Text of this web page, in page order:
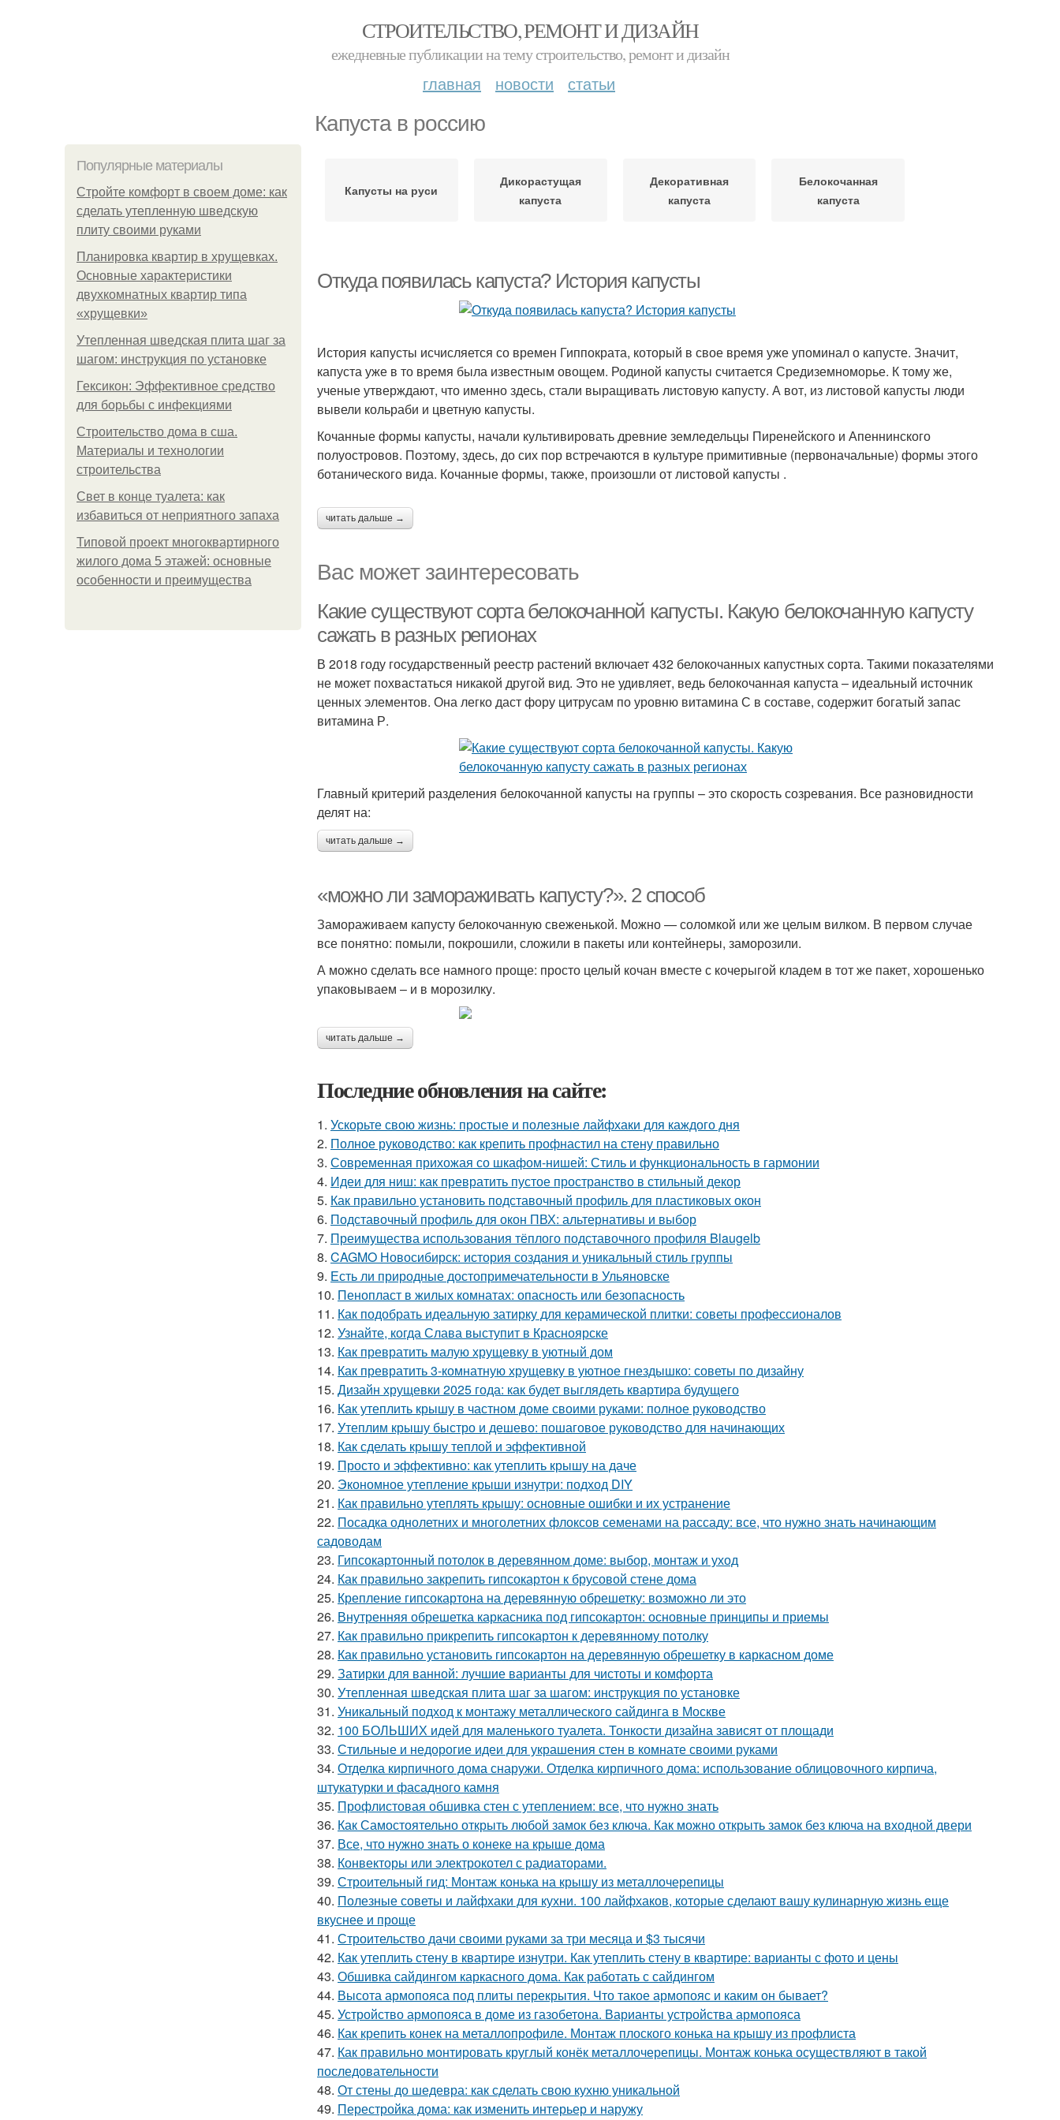
СТРОИТЕЛЬСТВО, РЕМОНТ И ДИЗАЙН
ежедневные публикации на тему строительство, ремонт и дизайн
главная новости статьи
Капуста в россию
Популярные материалы
Стройте комфорт в своем доме: как
сделать утепленную шведскую
плиту своими руками
Планировка квартир в хрущевках.
Основные характеристики
двухкомнатных квартир типа
«хрущевки»
Утепленная шведская плита шаг за
шагом: инструкция по установке
Гексикон: Эффективное средство
для борьбы с инфекциями
Строительство дома в сша.
Материалы и технологии
строительства
Свет в конце туалета: как
избавиться от неприятного запаха
Типовой проект многоквартирного
жилого дома 5 этажей: основные
особенности и преимущества
Капусты на руси
Дикорастущая
капуста
Декоративная
капуста
Белокочанная
капуста
Откуда появилась капуста? История капусты
История капусты исчисляется со времен Гиппократа, который в свое время уже упоминал о капусте. Значит,
капуста уже в то время была известным овощем. Родиной капусты считается Средиземноморье. К тому же,
ученые утверждают, что именно здесь, стали выращивать листовую капусту. А вот, из листовой капусты люди
вывели кольраби и цветную капусты.
Кочанные формы капусты, начали культивировать древние земледельцы Пиренейского и Апеннинского
полуостровов. Поэтому, здесь, до сих пор встречаются в культуре примитивные (первоначальные) формы этого
ботанического вида. Кочанные формы, также, произошли от листовой капусты .
читать дальше →
Вас может заинтересовать
Какие существуют сорта белокочанной капусты. Какую белокочанную капусту
сажать в разных регионах
В 2018 году государственный реестр растений включает 432 белокочанных капустных сорта. Такими показателями
не может похвастаться никакой другой вид. Это не удивляет, ведь белокочанная капуста – идеальный источник
ценных элементов. Она легко даст фору цитрусам по уровню витамина С в составе, содержит богатый запас
витамина Р.
Главный критерий разделения белокочанной капусты на группы – это скорость созревания. Все разновидности
делят на:
читать дальше →
«можно ли замораживать капусту?». 2 способ
Замораживаем капусту белокочанную свеженькой. Можно — соломкой или же целым вилком. В первом случае
все понятно: помыли, покрошили, сложили в пакеты или контейнеры, заморозили.
А можно сделать все намного проще: просто целый кочан вместе с кочерыгой кладем в тот же пакет, хорошенько
упаковываем – и в морозилку.
читать дальше →
Последние обновления на сайте:
1. Ускорьте свою жизнь: простые и полезные лайфхаки для каждого дня
2. Полное руководство: как крепить профнастил на стену правильно
3. Современная прихожая со шкафом-нишей: Стиль и функциональность в гармонии
4. Идеи для ниш: как превратить пустое пространство в стильный декор
5. Как правильно установить подставочный профиль для пластиковых окон
6. Подставочный профиль для окон ПВХ: альтернативы и выбор
7. Преимущества использования тёплого подставочного профиля Blaugelb
8. CAGMO Новосибирск: история создания и уникальный стиль группы
9. Есть ли природные достопримечательности в Ульяновске
10. Пенопласт в жилых комнатах: опасность или безопасность
11. Как подобрать идеальную затирку для керамической плитки: советы профессионалов
12. Узнайте, когда Слава выступит в Красноярске
13. Как превратить малую хрущевку в уютный дом
14. Как превратить 3-комнатную хрущевку в уютное гнездышко: советы по дизайну
15. Дизайн хрущевки 2025 года: как будет выглядеть квартира будущего
16. Как утеплить крышу в частном доме своими руками: полное руководство
17. Утеплим крышу быстро и дешево: пошаговое руководство для начинающих
18. Как сделать крышу теплой и эффективной
19. Просто и эффективно: как утеплить крышу на даче
20. Экономное утепление крыши изнутри: подход DIY
21. Как правильно утеплять крышу: основные ошибки и их устранение
22. Посадка однолетних и многолетних флоксов семенами на рассаду: все, что нужно знать начинающим
садоводам
23. Гипсокартонный потолок в деревянном доме: выбор, монтаж и уход
24. Как правильно закрепить гипсокартон к брусовой стене дома
25. Крепление гипсокартона на деревянную обрешетку: возможно ли это
26. Внутренняя обрешетка каркасника под гипсокартон: основные принципы и приемы
27. Как правильно прикрепить гипсокартон к деревянному потолку
28. Как правильно установить гипсокартон на деревянную обрешетку в каркасном доме
29. Затирки для ванной: лучшие варианты для чистоты и комфорта
30. Утепленная шведская плита шаг за шагом: инструкция по установке
31. Уникальный подход к монтажу металлического сайдинга в Москве
32. 100 БОЛЬШИХ идей для маленького туалета. Тонкости дизайна зависят от площади
33. Стильные и недорогие идеи для украшения стен в комнате своими руками
34. Отделка кирпичного дома снаружи. Отделка кирпичного дома: использование облицовочного кирпича,
штукатурки и фасадного камня
35. Профлистовая обшивка стен с утеплением: все, что нужно знать
36. Как Самостоятельно открыть любой замок без ключа. Как можно открыть замок без ключа на входной двери
37. Все, что нужно знать о конеке на крыше дома
38. Конвекторы или электрокотел с радиаторами.
39. Строительный гид: Монтаж конька на крышу из металлочерепицы
40. Полезные советы и лайфхаки для кухни. 100 лайфхаков, которые сделают вашу кулинарную жизнь еще
вкуснее и проще
41. Строительство дачи своими руками за три месяца и $3 тысячи
42. Как утеплить стену в квартире изнутри. Как утеплить стену в квартире: варианты с фото и цены
43. Обшивка сайдингом каркасного дома. Как работать с сайдингом
44. Высота армопояса под плиты перекрытия. Что такое армопояс и каким он бывает?
45. Устройство армопояса в доме из газобетона. Варианты устройства армопояса
46. Как крепить конек на металлопрофиле. Монтаж плоского конька на крышу из профлиста
47. Как правильно монтировать круглый конёк металлочерепицы. Монтаж конька осуществляют в такой
последовательности
48. От стены до шедевра: как сделать свою кухню уникальной
49. Перестройка дома: как изменить интерьер и наружу